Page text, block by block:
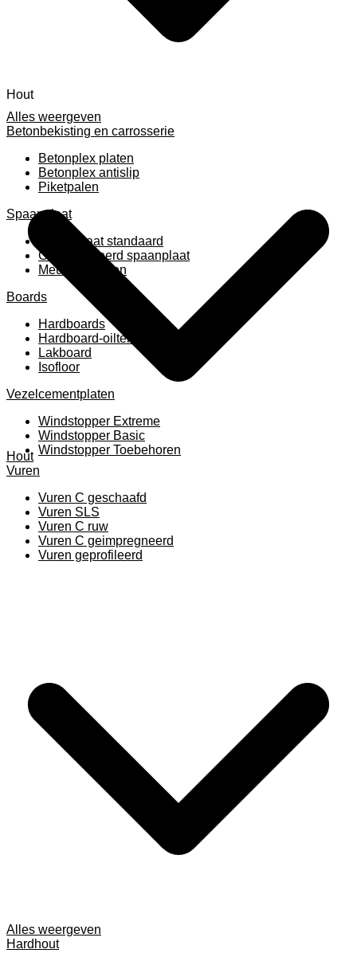
Alles weergeven
Betonbekisting en carrosserie
Betonplex platen
Betonplex antislip
Piketpalen
Spaanplaat
Spaanplaat standaard
Geplastificeerd spaanplaat
Meubelpanelen
Boards
Hardboards
Hardboard-oiltemperated
Lakboard
Isofloor
Vezelcementplaten
Windstopper Extreme
Windstopper Basic
Windstopper Toebehoren
Hout
Hout
Vuren
Vuren C geschaafd
Vuren SLS
Vuren C ruw
Vuren C geimpregneerd
Vuren geprofileerd
Alles weergeven
Hardhout